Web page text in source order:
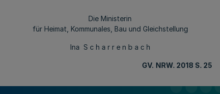
Die Ministerin
für Heimat, Kommunales, Bau und Gleichstellung
Ina S c h a r r e n b a c h
GV. NRW. 2018 S. 25